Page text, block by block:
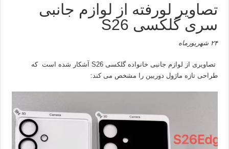
تصاویر لورفته از لوازم جانبی
سری گلکسی S26
۲۴ شهریورماه
تصاویری از لوازم جانبی خانواده گلکسی S26 آشکار شده است که
طراحی تازه ماژول دوربین را مشخص می کند: